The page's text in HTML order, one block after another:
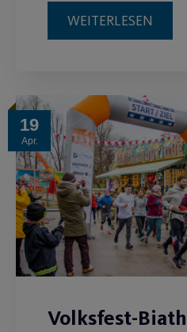
WEITERLESEN
19
Apr.
Volksfest-